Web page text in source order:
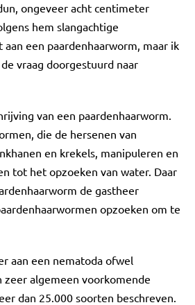
ongeveer acht centimeter
hem slangachtige
aan een paardenhaarworm, maar ik
vraag doorgestuurd naar
van een paardenhaarworm.
die de hersenen van
en krekels, manipuleren en
tot het opzoeken van water. Daar
de gastheer
opzoeken om te
aan een nematoda ofwel
algemeen voorkomende
dan 25.000 soorten beschreven.